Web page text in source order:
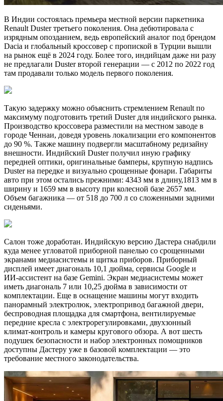
В Индии состоялась премьера местной версии паркетника
Renault Duster третьего поколения. Она дебютировала с
изрядным опозданием, ведь европейский аналог под брендом
Dacia и глобальный кроссовер с пропиской в Турции вышли
на рынок ещё в 2024 году. Более того, индийцам даже ни разу
не предлагали Duster второй генерации — с 2012 по 2022 год
там продавали только модель первого поколения.
Такую задержку можно объяснить стремлением Renault по
максимуму подготовить третий Duster для индийского рынка.
Производство кроссовера разместили на местном заводе в
городе Ченнаи, доведя уровень локализации его компонентов
до 90 %. Также машину подвергли масштабному редизайну
внешности. Индийский Duster получил иную графику
передней оптики, оригинальные бамперы, крупную надпись
Duster на передке и визуально срощенные фонари. Габариты
авто при этом остались прежними: 4343 мм в длину,1813 мм в
ширину и 1659 мм в высоту при колесной базе 2657 мм.
Объем багажника — от 518 до 700 л со сложенными задними
сиденьями.
Салон тоже доработан. Индийскую версию Дастера снабдили
куда менее угловатой приборной панелью со срощенными
экранами медиасистемы и щитка приборов. Приборный
дисплей имеет диагональ 10,1 дюйма, сервисы Google и
ИИ‑ассистент на базе Gemini. Экран медиасистемы может
иметь диагональ 7 или 10,25 дюйма в зависимости от
комплектации. Еще в оснащение машины могут входить
панорамный электролюк, электропривод багажной двери,
беспроводная площадка для смартфона, вентилируемые
передние кресла с электрорегулировками, двухзонный
климат-контроль и камеры кругового обзора. А вот шесть
подушек безопасности и набор электронных помощников
доступны Дастеру уже в базовой комплектации — это
требование местного законодательства.